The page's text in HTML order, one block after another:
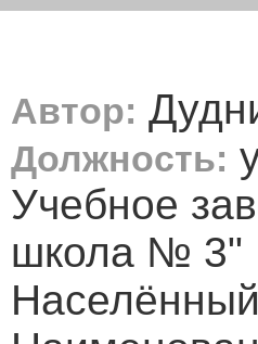
Автор:
Должность:
Учебное
школа № 3"